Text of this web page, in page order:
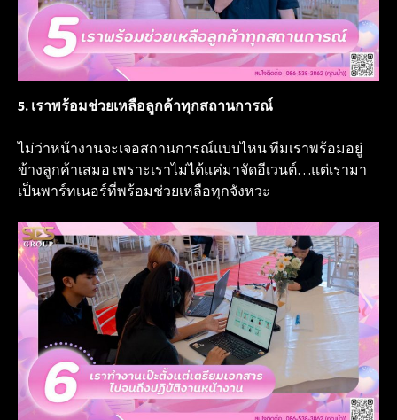
5. เราพร้อมช่วยเหลือลูกค้าทุกสถานการณ์
ไม่ว่าหน้างานจะเจอสถานการณ์แบบไหน ทีมเราพร้อมอยู่
ข้างลูกค้าเสมอ เพราะเราไม่ได้แค่มาจัดอีเวนต์…แต่เรามา
เป็นพาร์ทเนอร์ที่พร้อมช่วยเหลือทุกจังหวะ